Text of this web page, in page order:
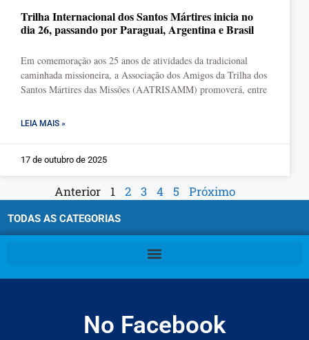
Trilha Internacional dos Santos Mártires inicia no
dia 26, passando por Paraguai, Argentina e Brasil
Em comemoração aos 25 anos de atividades da tradicional
caminhada missioneira, a Associação dos Amigos da Trilha dos
Santos Mártires das Missões (AATRISAMM) promoverá, entre
LEIA MAIS »
17 de outubro de 2025
Anterior 1 2 3 4 5 Próximo
TODAS AS CATEGORIAS
No Facebook